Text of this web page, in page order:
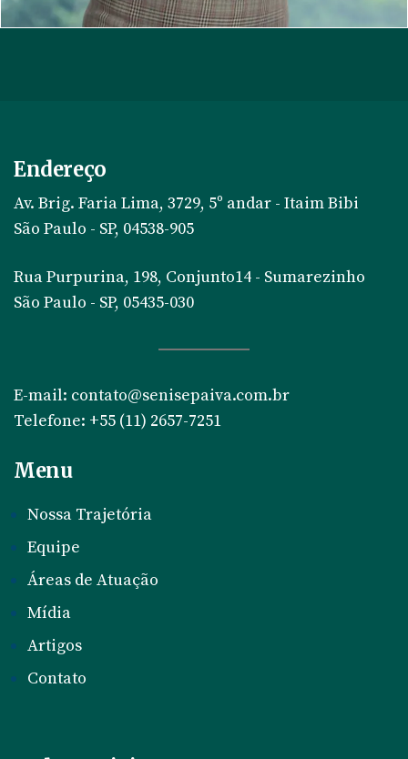
Endereço
Av. Brig. Faria Lima, 3729, 5º andar - Itaim Bibi
São Paulo - SP, 04538-905
Rua Purpurina, 198, Conjunto14 - Sumarezinho
São Paulo - SP, 05435-030
E-mail: contato@senisepaiva.com.br
Telefone: +55 (11) 2657-7251
Menu
Nossa Trajetória
Equipe
Áreas de Atuação
Mídia
Artigos
Contato